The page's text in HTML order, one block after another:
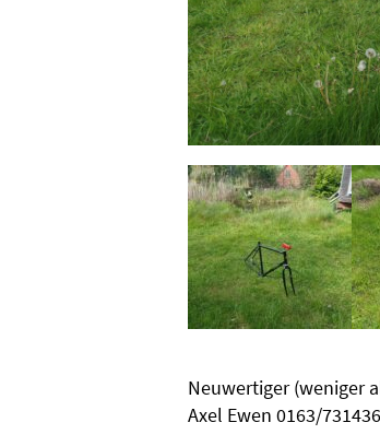
Neuwertiger (weniger
Axel Ewen 0163/